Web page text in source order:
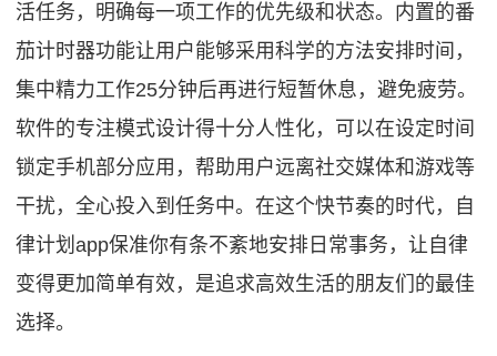
活任务，明确每一项工作的优先级和状态。内置的番
茄计时器功能让用户能够采用科学的方法安排时间，
集中精力工作25分钟后再进行短暂休息，避免疲劳。
软件的专注模式设计得十分人性化，可以在设定时间
锁定手机部分应用，帮助用户远离社交媒体和游戏等
干扰，全心投入到任务中。在这个快节奏的时代，自
律计划app保准你有条不紊地安排日常事务，让自律
变得更加简单有效，是追求高效生活的朋友们的最佳
选择。